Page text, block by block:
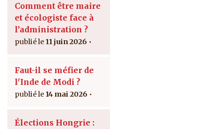
Comment être maire
et écologiste face à
l’administration ?
11 juin 2026
Faut-il se méfier de
l'Inde de Modi ?
14 mai 2026
Élections Hongrie :